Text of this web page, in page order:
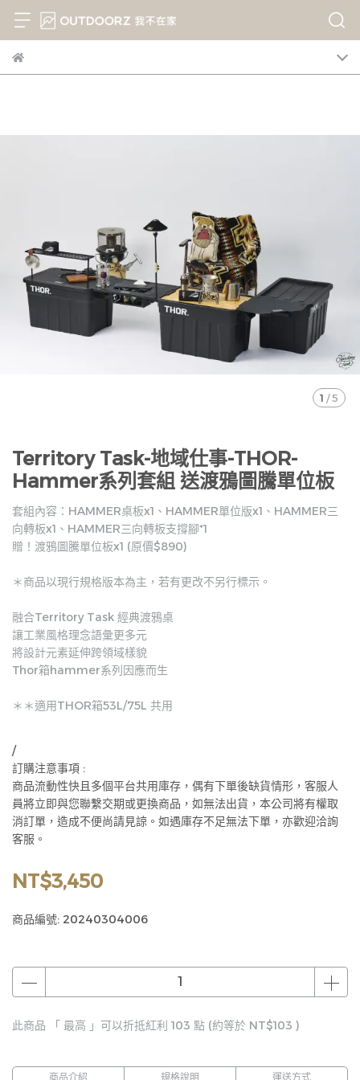
1 /5
Territory Task-地域仕事-THOR-
Hammer系列套組 送渡鴉圖騰單位板
套組內容：HAMMER桌板x1、HAMMER單位版x1、HAMMER三
向轉板x1、HAMMER三向轉板支撐腳*1
贈！渡鴉圖騰單位板x1 (原價$890)
＊商品以現行規格版本為主，若有更改不另行標示。
融合Territory Task 經典渡鴉桌
讓工業風格理念語彙更多元
將設計元素延伸跨領域樣貌
Thor箱hammer系列因應而生
＊＊適用THOR箱53L/75L 共用
/
訂購注意事項 :
商品流動性快且多個平台共用庫存，偶有下單後缺貨情形，客服人
員將立即與您聯繫交期或更換商品，如無法出貨，本公司將有權取
消訂單，造成不便尚請見諒。如遇庫存不足無法下單，亦歡迎洽詢
客服。
NT$3,450
商品編號: 20240304006
此商品 「 最高 」可以折抵紅利 103 點 (約等於 NT$103 )
商品介紹 規格說明 運送方式